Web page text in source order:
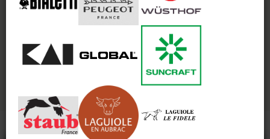
PULLTEX
Contactez-nous